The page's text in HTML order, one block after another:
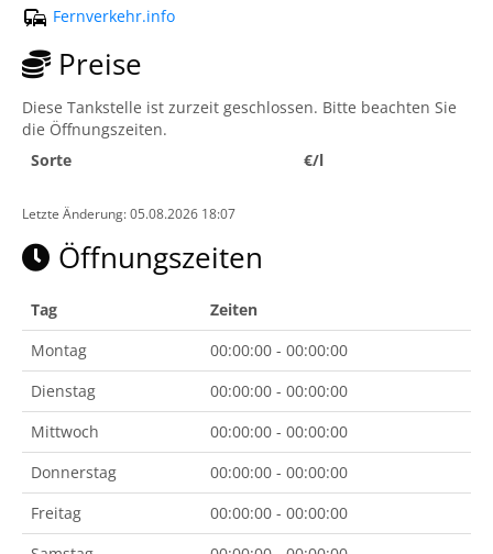
Fernverkehr.info
Preise
Diese Tankstelle ist zurzeit geschlossen. Bitte beachten Sie
die Öffnungszeiten.
Sorte
€/l
Letzte Änderung: 05.08.2026 18:07
Öffnungszeiten
Tag
Zeiten
Montag
00:00:00 - 00:00:00
Dienstag
00:00:00 - 00:00:00
Mittwoch
00:00:00 - 00:00:00
Donnerstag
00:00:00 - 00:00:00
Freitag
00:00:00 - 00:00:00